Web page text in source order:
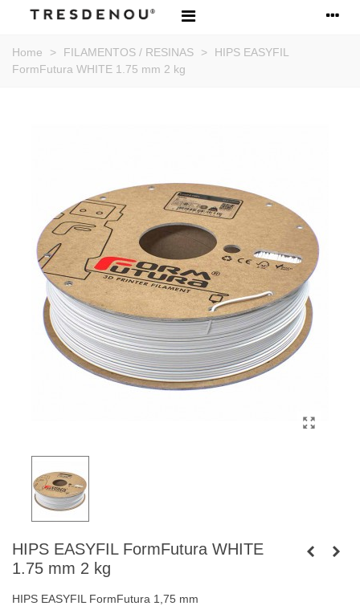
Home > FILAMENTOS / RESINAS >
HIPS EASYFIL
FormFutura WHITE 1.75 mm 2 kg
HIPS EASYFIL FormFutura WHITE
1.75 mm 2 kg
HIPS EASYFIL FormFutura 1,75 mm